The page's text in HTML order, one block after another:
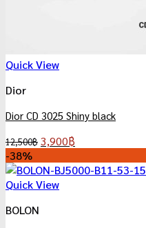
Quick View
Dior
Dior CD 3025 Shiny black
12,500฿ Original
was:
12,500฿.
3,900฿
is:
-38%
Quick View
BOLON